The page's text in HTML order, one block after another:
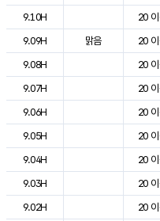
9.10H
20
9.09H
맑음 20
9.08H
20
9.07H
20
9.06H
20
9.05H
20
9.04H
20
9.03H
20
9.02H
20